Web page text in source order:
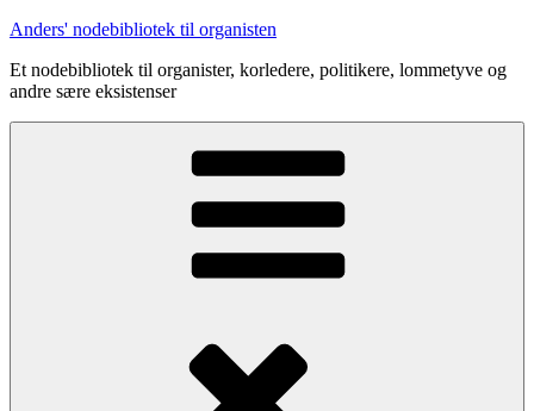
Videre
indhold
Anders' nodebibliotek til organisten
Et nodebibliotek til organister, korledere, politikere, lommetyve og
andre sære eksistenser